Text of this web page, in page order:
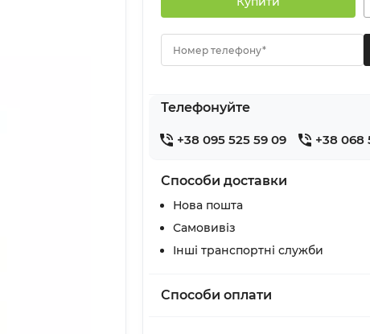
Номер телефону*
Телефонуйте
+38 095 525 59 09 +38 068
Способи доставки
Нова пошта
Самовивіз
Інші транспортні служби
Способи оплати